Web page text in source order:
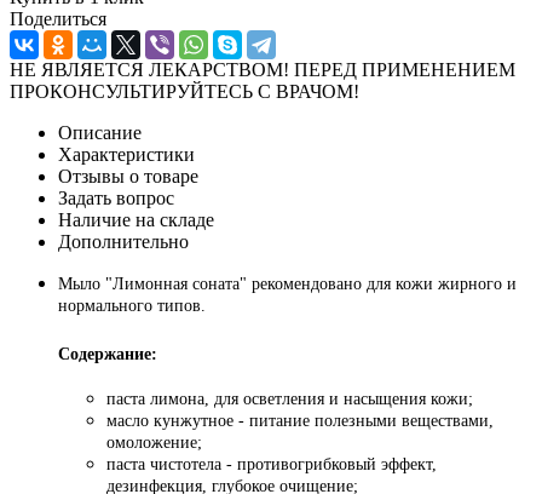
Поделиться
НЕ ЯВЛЯЕТСЯ ЛЕКАРСТВОМ! ПЕРЕД ПРИМЕНЕНИЕМ
ПРОКОНСУЛЬТИРУЙТЕСЬ С ВРАЧОМ!
Описание
Характеристики
Отзывы о товаре
Задать вопрос
Наличие на складе
Дополнительно
Мыло "Лимонная соната" рекомендовано для кожи жирного и
нормального типов.
Содержание:
паста лимона, для осветления и насыщения кожи;
масло кунжутное - питание полезными веществами,
омоложение;
паста чистотела - противогрибковый эффект,
дезинфекция, глубокое очищение;